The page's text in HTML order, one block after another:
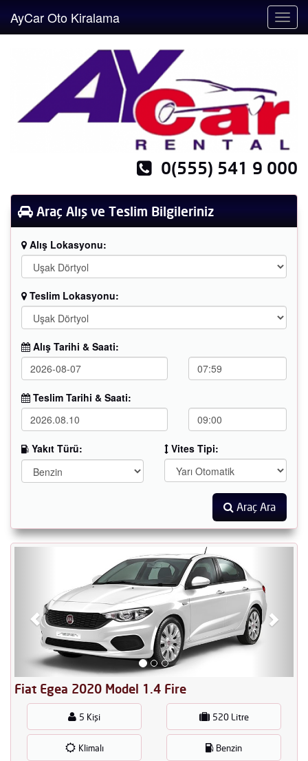
AyCar Oto Kiralama
0(555) 541 9 000
Araç Alış ve Teslim Bilgileriniz
Alış Lokasyonu:
Teslim Lokasyonu:
Alış Tarihi & Saati:
Teslim Tarihi & Saati:
Yakıt Türü: Vites Tipi:
Araç Ara
Fiat Egea 2020 Model 1.4 Fire
5 Kişi 520 Litre
Klimalı Benzin